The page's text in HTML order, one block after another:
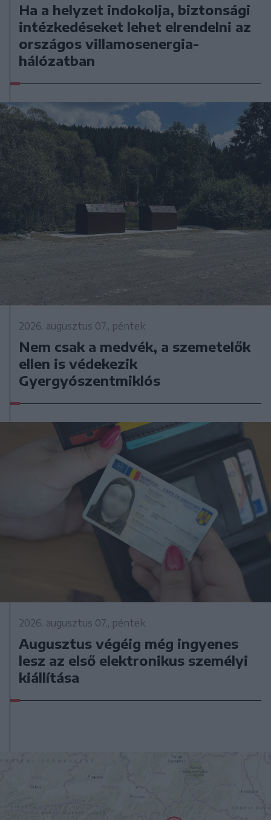
Ha a helyzet indokolja, biztonsági
intézkedéseket lehet elrendelni az
országos villamosenergia-
hálózatban
2026. augusztus 07., péntek
Nem csak a medvék, a szemetelők
ellen is védekezik
Gyergyószentmiklós
2026. augusztus 07., péntek
Augusztus végéig még ingyenes
lesz az első elektronikus személyi
kiállítása